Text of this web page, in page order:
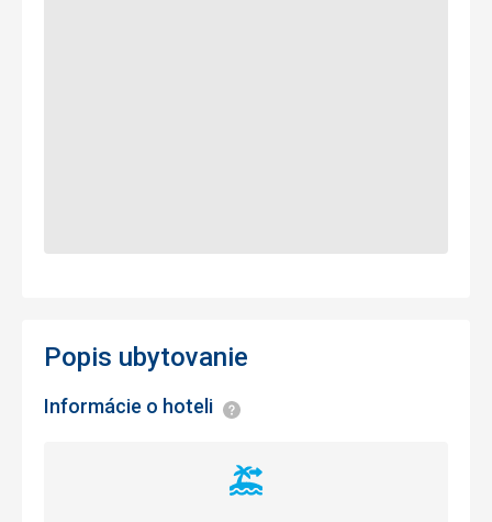
Popis ubytovanie
Informácie o hoteli Informácie
Vzdialenosť